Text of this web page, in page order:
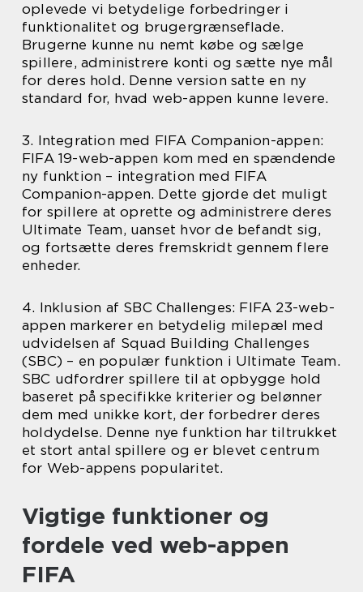
oplevede vi betydelige forbedringer i
funktionalitet og brugergrænseflade.
Brugerne kunne nu nemt købe og sælge
spillere, administrere konti og sætte nye mål
for deres hold. Denne version satte en ny
standard for, hvad web-appen kunne levere.
3. Integration med FIFA Companion-appen:
FIFA 19-web-appen kom med en spændende
ny funktion – integration med FIFA
Companion-appen. Dette gjorde det muligt
for spillere at oprette og administrere deres
Ultimate Team, uanset hvor de befandt sig,
og fortsætte deres fremskridt gennem flere
enheder.
4. Inklusion af SBC Challenges: FIFA 23-web-
appen markerer en betydelig milepæl med
udvidelsen af Squad Building Challenges
(SBC) – en populær funktion i Ultimate Team.
SBC udfordrer spillere til at opbygge hold
baseret på specifikke kriterier og belønner
dem med unikke kort, der forbedrer deres
holdydelse. Denne nye funktion har tiltrukket
et stort antal spillere og er blevet centrum
for Web-appens popularitet.
Vigtige funktioner og
fordele ved web-appen
FIFA